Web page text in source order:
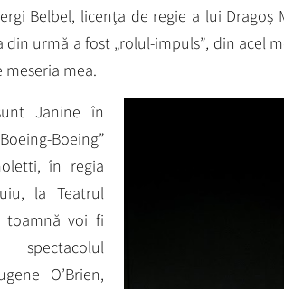
Belbel, licenţa de regie a lui Dragoş
din urmă a fost „rolul-impuls”, din acel
meseria mea.
Janine în
Boeing”
în regia
la Teatrul
toamnă voi fi
O’Brien,